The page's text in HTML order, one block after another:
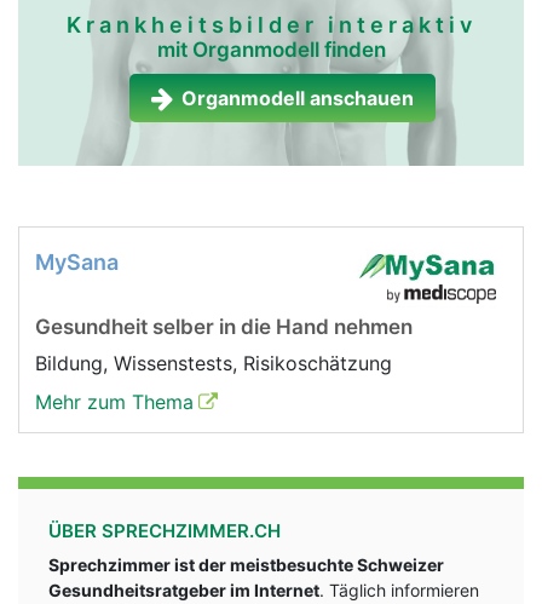
Krankheitsbilder interaktiv
mit Organmodell finden
Organmodell anschauen
MySana
Gesundheit selber in die Hand nehmen
Bildung, Wissenstests, Risikoschätzung
Mehr zum Thema
ÜBER SPRECHZIMMER.CH
Sprechzimmer ist der meistbesuchte Schweizer
Gesundheitsratgeber im Internet. Täglich informieren